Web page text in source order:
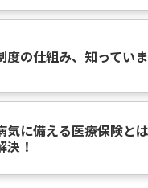
度の仕組み、知ってい
気に備える医療保険と
決！